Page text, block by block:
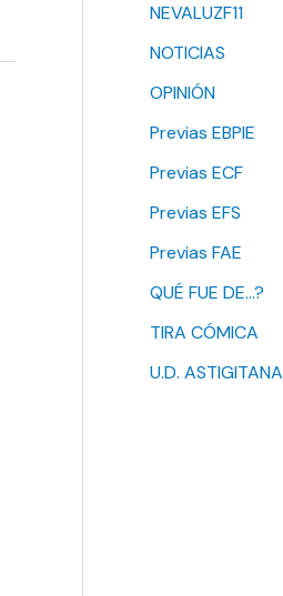
NEVALUZF11
NOTICIAS
OPINIÓN
Previas EBPIE
Previas ECF
Previas EFS
Previas FAE
QUÉ FUE DE…?
TIRA CÓMICA
U.D. ASTIGITANA